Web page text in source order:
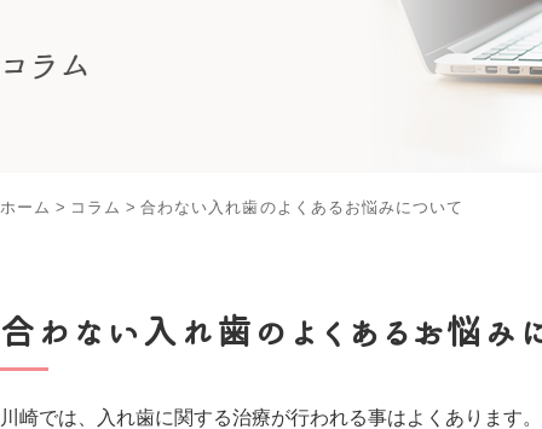
コラム
ホーム > コラム >合わない入れ歯のよくあるお悩みについて
合わない入れ歯のよくあるお悩み
川崎では、入れ歯に関する治療が行われる事はよくあります